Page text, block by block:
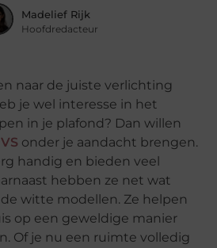
Madelief Rijk
Hoofdredacteur
naar de juiste verlichting
je wel interesse in het
in je plafond? Dan willen
onder je aandacht brengen.
handig en bieden veel
hebben ze net wat
witte modellen. Ze helpen
op een geweldige manier
Of je nu een ruimte volledig